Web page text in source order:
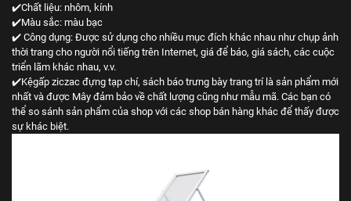
✔️Chất liệu: nhôm, kính
✔️Màu sắc: màu bạc
✔️ Công dụng: Được sử dụng cho nhiều mục đích khác nhau như chụp ảnh
thời trang cho người nổi tiếng trên Internet, giá để báo, giá sách, các cuộc
triển lãm khác nhau, v.v.
✔️Kệgấp ziczac đựng tạp chí, sách báo trưng bày trang trí là sản phẩm mới
nhất và được Mây đảm bảo về chất lượng cũng như mẫu mã. Các bạn có
thể so sánh sản phẩm của shop với các shop bán hàng khác để thấy được
sự khác biệt.